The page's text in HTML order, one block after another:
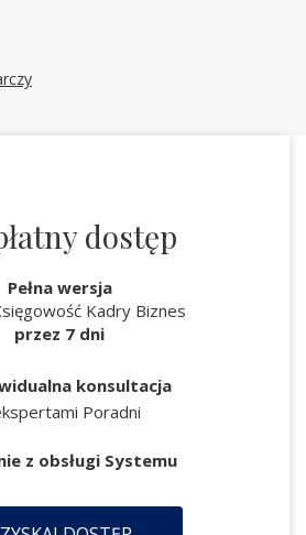
dostęp
Pełna wersja
Kadry Biznes
przez 7 dni
konsultacja
Poradni
z obsługi Systemu